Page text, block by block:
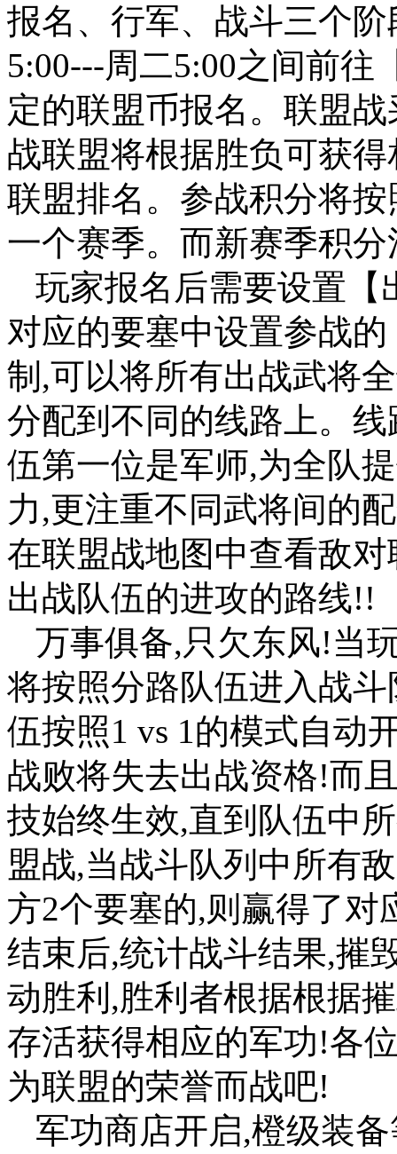
报名、行军、战斗三个
5:00---周二5:00之间前往
定的联盟币报名。联盟
战联盟将根据胜负可获
联盟排名。参战积分将
一个赛季。而新赛季积分
玩家报名后需要设置【
对应的要塞中设置参战
制,可以将所有出战武将
分配到不同的线路上。
伍第一位是军师,为全队
力,更注重不同武将间的
在联盟战地图中查看敌
出战队伍的进攻的路线!!
万事俱备,只欠东风!当
将按照分路队伍进入战
伍按照1 vs 1的模式自动
战败将失去出战资格!而
技始终生效,直到队伍中
盟战,当战斗队列中所有
方2个要塞的,则赢得了
结束后,统计战斗结果,摧
动胜利,胜利者根据根据
存活获得相应的军功!各
为联盟的荣誉而战吧!
军功商店开启,橙级装